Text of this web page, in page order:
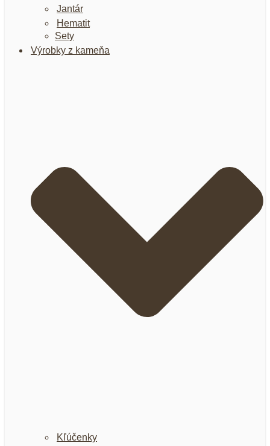
Jantár
Hematit
Sety
Výrobky z kameňa
Kľúčenky